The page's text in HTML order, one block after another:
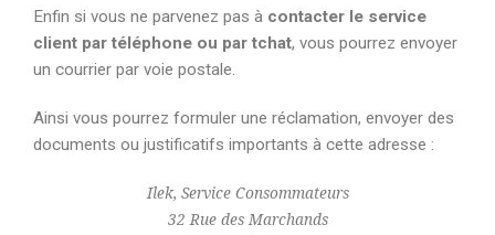
Enfin si vous ne parvenez pas à contacter le service
client par téléphone ou par tchat, vous pourrez envoyer
un courrier par voie postale.
Ainsi vous pourrez formuler une réclamation, envoyer des
documents ou justificatifs importants à cette adresse :
Ilek, Service Consommateurs
32 Rue des Marchands